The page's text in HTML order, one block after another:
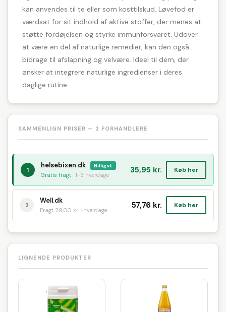
kan anvendes til te eller som kosttilskud. Løvefod er
værdsat for sit indhold af aktive stoffer, der menes at
støtte fordøjelsen og styrke immunforsvaret. Udover
at være en del af naturlige remedier, kan den også
bidrage til afslapning og velvære. Ideel til dem, der
ønsker at integrere naturlige ingredienser i deres
daglige rutine.
SAMMENLIGN PRISER — 2 FORHANDLERE
1
helsebixen.dk Billigst
Gratis fragt · 1-3 hverdage 35,95 kr. Køb her
2
Well.dk
Fragt 29,00 kr. · hverdage 57,76 kr. Køb her
LIGNENDE PRODUKTER